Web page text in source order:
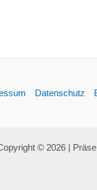
Datenschutz
© 2026 |